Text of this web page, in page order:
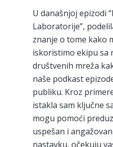
U današnjoj epizodi
Laboratorije”,
znanje o tome kako
iskoristimo ekipu sa
društvenih mreža
naše podkast
publiku. Kroz
istakla sam ključne
mogu pomoći
uspešan i
nastavku, očekuju